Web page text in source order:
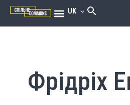
UK
Фрідріх